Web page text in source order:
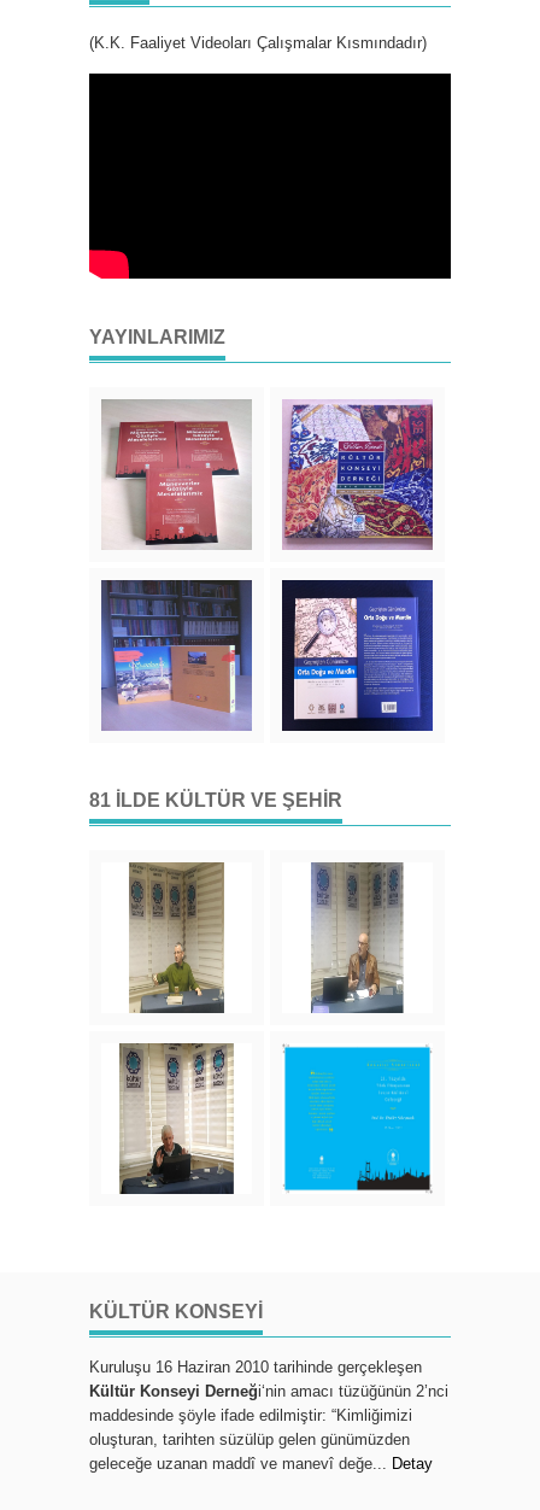
(K.K. Faaliyet Videoları Çalışmalar Kısmındadır)
YAYINLARIMIZ
81 İLDE KÜLTÜR VE ŞEHIR
KÜLTÜR KONSEYI
Kuruluşu 16 Haziran 2010 tarihinde gerçekleşen
Kültür Konseyi Derneği‘nin amacı tüzüğünün 2’nci
maddesinde şöyle ifade edilmiştir: “Kimliğimizi
oluşturan, tarihten süzülüp gelen günümüzden
geleceğe uzanan maddî ve manevî değe... Detay